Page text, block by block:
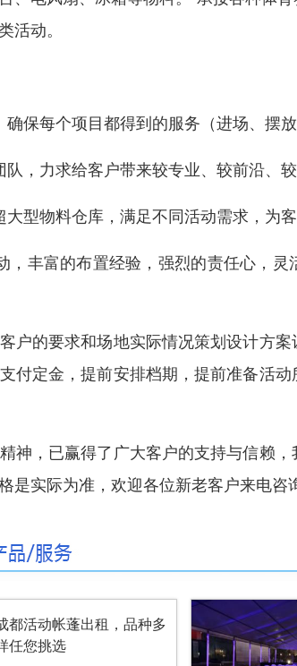
活动。
保每个项目都得到的服务（进场、摆放
，力求给客户带来较专业、较前沿、较
型物料仓库，满足不同活动需求，为客
，丰富的布置经验，强烈的责任心，
户的要求和场地实际情况策划设计方
付定金，提前安排档期，提前准备活
神，已赢得了广大客户的支持与信赖
是实际为准，欢迎各位新老客户来电咨
都活动帐蓬出租，品种多
任您挑选